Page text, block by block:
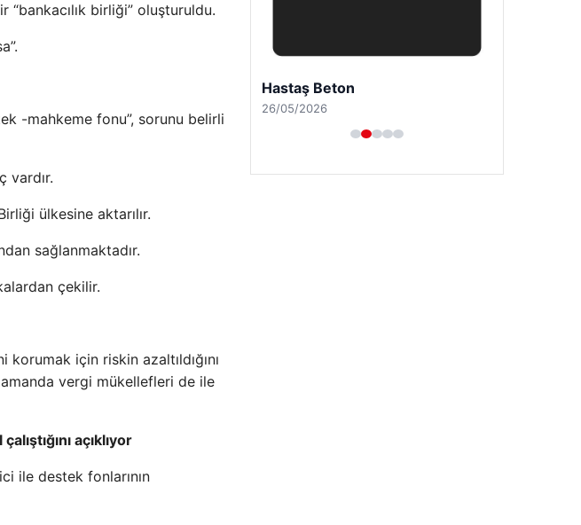
birliği” oluşturuldu.
-mahkeme fonu”, sorunu belirli
vardır.
ülkesine aktarılır.
sağlanmaktadır.
çekilir.
için riskin azaltıldığını
vergi mükellefleri de ile
açıklıyor
ile destek fonlarının
Hastaş Beton
26/05/2026